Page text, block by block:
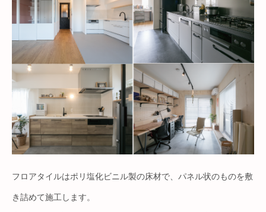
フロアタイルはポリ塩化ビニル製の床材で、パネル状のものを敷
き詰めて施工します。